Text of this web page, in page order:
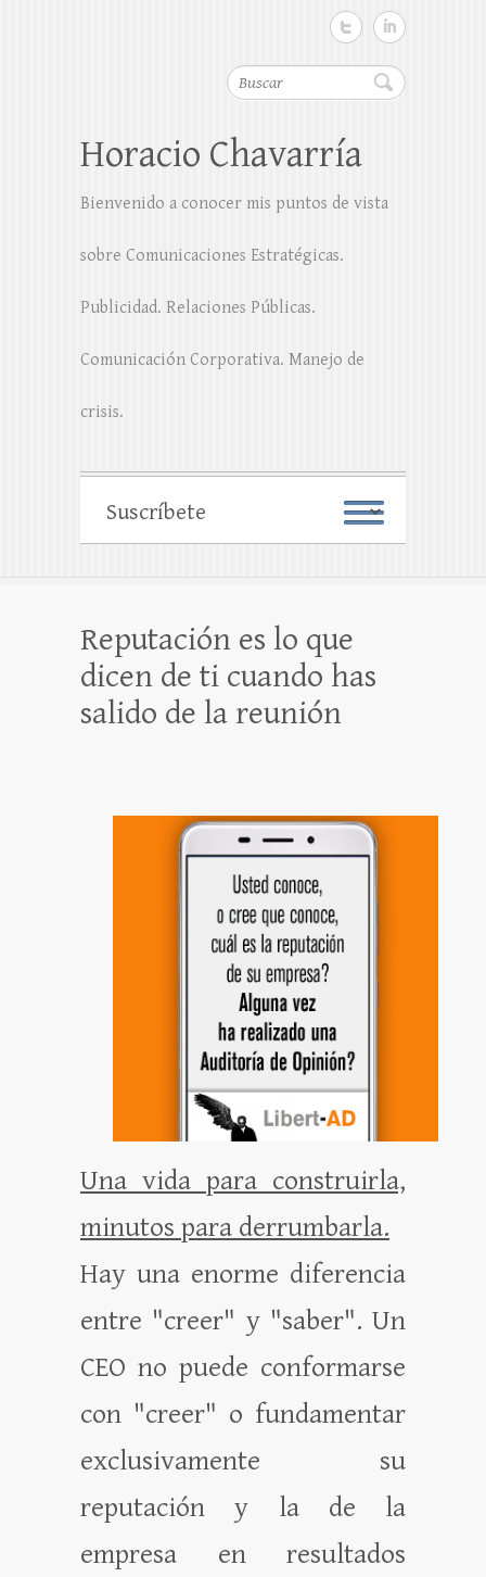
Buscar
Horacio Chavarría
Bienvenido a conocer mis puntos de vista
sobre Comunicaciones Estratégicas.
Publicidad. Relaciones Públicas.
Comunicación Corporativa. Manejo de
crisis.
Reputación es lo que
dicen de ti cuando has
salido de la reunión
Una vida para construirla,
minutos para derrumbarla.
Hay una enorme diferencia
entre "creer" y "saber". Un
CEO no puede conformarse
con "creer" o fundamentar
exclusivamente su
reputación y la de la
empresa en resultados